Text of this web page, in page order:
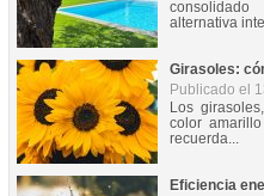
alternativa
Girasoles:
Publicado el
Los
color
recuerda...
Eficiencia